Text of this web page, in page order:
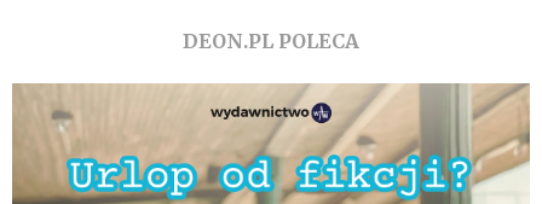
DEON.PL POLECA